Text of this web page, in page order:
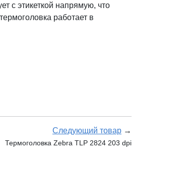
с этикеткой напрямую, что
работает в
Следующий товар →
Термоголовка Zebra TLP 2824 203 dpi